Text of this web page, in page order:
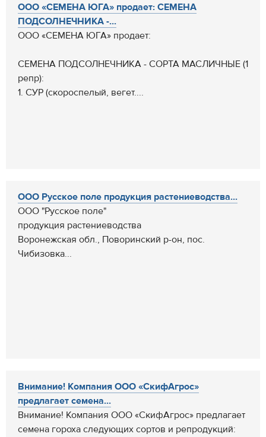
ООО «СЕМЕНА ЮГА» продает: СЕМЕНА
ПОДСОЛНЕЧНИКА -...
ООО «СЕМЕНА ЮГА» продает:
СЕМЕНА ПОДСОЛНЕЧНИКА - СОРТА МАСЛИЧНЫЕ (1
репр):
1. СУР (скороспелый, вегет....
ООО Русское поле продукция растениеводства...
ООО "Русское поле"
продукция растениеводства
Воронежская обл., Поворинский р-он, пос.
Чибизовка...
Внимание! Компания ООО «СкифАгрос»
предлагает семена...
Внимание! Компания ООО «СкифАгрос» предлагает
семена гороха следующих сортов и репродукций: